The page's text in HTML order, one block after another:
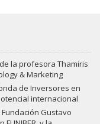
la profesora Thamiris
& Marketing
de Inversores en
internacional
Gustavo